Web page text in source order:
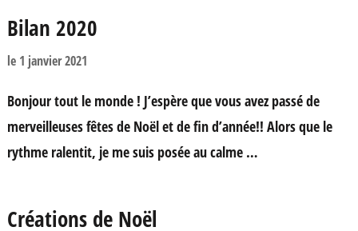
Bilan 2020
le 1 janvier 2021
Bonjour tout le monde ! J’espère que vous avez passé de
merveilleuses fêtes de Noël et de fin d’année!! Alors que le
rythme ralentit, je me suis posée au calme …
Créations de Noël